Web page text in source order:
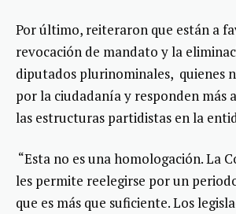
Por último, reiteraron que están a
revocación de mandato y la
diputados plurinominales, quienes
por la ciudadanía y responden más
las estructuras partidistas en la
“Esta no es una homologación. La
les permite reelegirse por un
que es más que suficiente. Los